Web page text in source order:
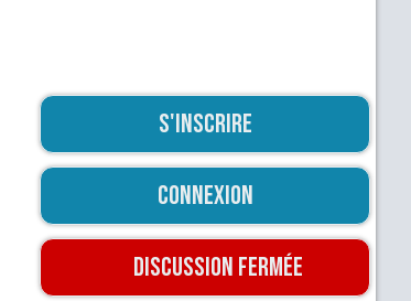
S'inscrire
Connexion
Discussion fermée